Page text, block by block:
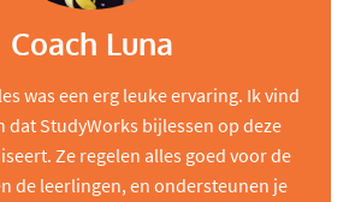
Coach Luna
was een erg leuke ervaring. Ik vind
dat StudyWorks bijlessen op deze
Ze regelen alles goed voor de
de leerlingen, en ondersteunen je